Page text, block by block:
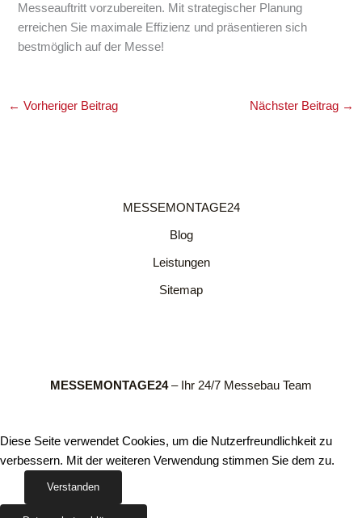
Messeauftritt vorzubereiten. Mit strategischer Planung
erreichen Sie maximale Effizienz und präsentieren sich
bestmöglich auf der Messe!
← Vorheriger Beitrag Nächster Beitrag →
MESSEMONTAGE24
Blog
Leistungen
Sitemap
MESSEMONTAGE24– Ihr 24/7 Messebau Team
Diese Seite verwendet Cookies, um die Nutzerfreundlichkeit zu
verbessern. Mit der weiteren Verwendung stimmen Sie dem zu.
Verstanden